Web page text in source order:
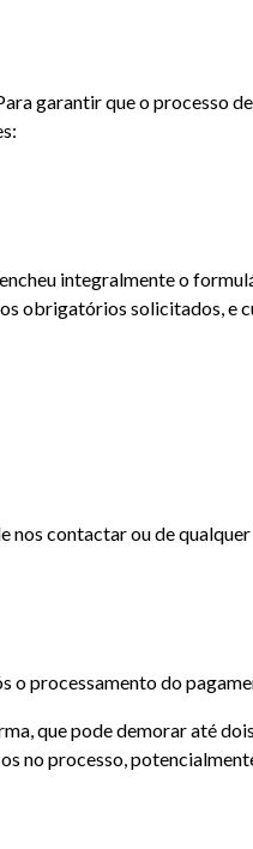
garantir que o processo
integralmente o
obrigatórios solicitados, e
nos contactar ou de
o processamento do
que pode demorar até
no processo,